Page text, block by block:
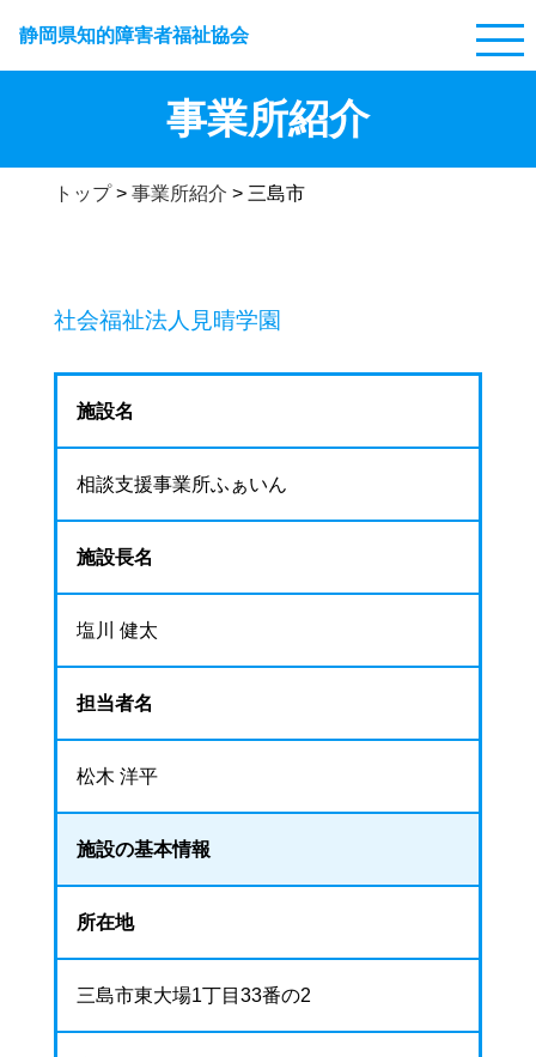
静岡県知的障害者福祉協会
事業所紹介
トップ> 事業所紹介 > 三島市
社会福祉法人見晴学園
施設名
相談支援事業所ふぁいん
施設長名
塩川 健太
担当者名
松木 洋平
施設の基本情報
所在地
三島市東大場1丁目33番の2